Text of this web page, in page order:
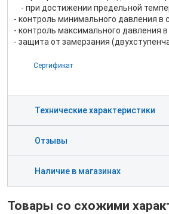
- при достижении предельной
- контроль минимального давления в
- контроль максимального давления
- защита от замерзания
Сертификат
Технические характеристики
Отзывы
Наличие в магазинах
Товары со схожими